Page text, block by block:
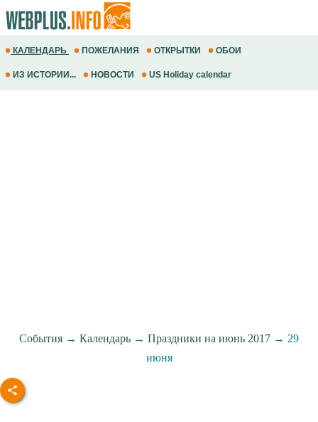
КАЛЕНДАРЬ ПОЖЕЛАНИЯ ОТКРЫТКИ ОБОИ
ИЗ ИСТОРИИ... НОВОСТИ US Holiday calendar
События → Календарь → Праздники на июнь 2017 → 29
июня